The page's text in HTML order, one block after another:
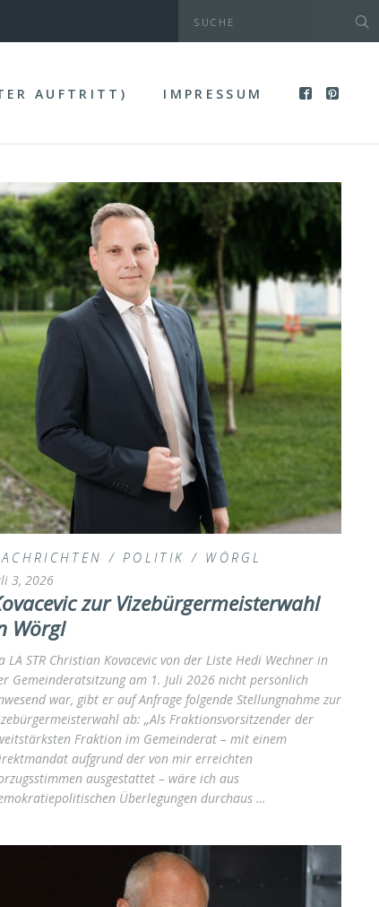
AUFTRITT) IMPRESSUM
/POLITIK / WÖRGL
3, 2026
zur Vizebürgermeisterwahl
Wörgl
LA STR Christian Kovacevic von der Liste Hedi Wechner in
Gemeinderatsitzung am 1. Juli 2026 nicht persönlich
war, gibt er auf Anfrage folgende Stellungnahme zur
ab: „Als Fraktionsvorsitzender der
Fraktion im Gemeinderat – mit einem
aufgrund der von mir erreichten
ausgestattet – wäre ich aus
Überlegungen durchaus …